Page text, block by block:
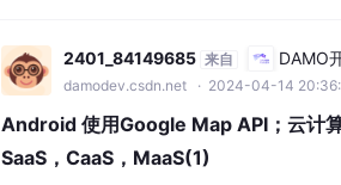
索成长。而不成体系的学习效果低效漫长且无
大的时间成本和努力，没有看到应有的效果，
的。所以学习一定要找到最适合自己的方式，
不止浪费时间，更可能把未来发展都一起耽误
#云计算 #android #paas